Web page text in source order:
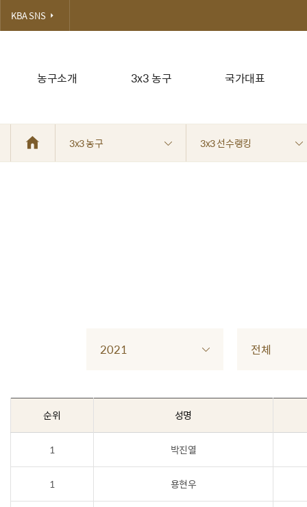
농구소개 3x3 농구 국가대표
KBA SNS
3x3 농구 3x3 선수랭킹
2021 전체
순위 성명
1 박진열
1 용현우